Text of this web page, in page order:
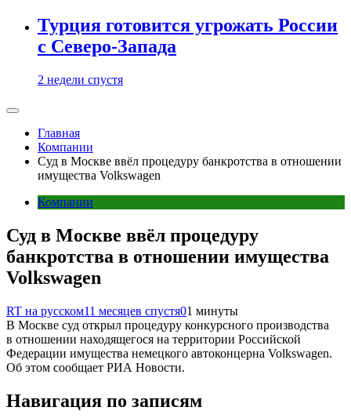
Турция готовится угрожать России
с Северо-Запада
2 недели спустя
Главная
Компании
Суд в Москве ввёл процедуру банкротства в отношении
имущества Volkswagen
Компании
Суд в Москве ввёл процедуру
банкротства в отношении имущества
Volkswagen
RT на русском11 месяцев спустя01 минуты
В Москве суд открыл процедуру конкурсного производства
в отношении находящегося на территории Российской
Федерации имущества немецкого автоконцерна Volkswagen.
Об этом сообщает РИА Новости.
Навигация по записям